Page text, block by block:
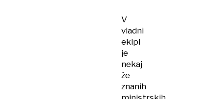
V
vladni
ekipi
je
nekaj
že
znanih